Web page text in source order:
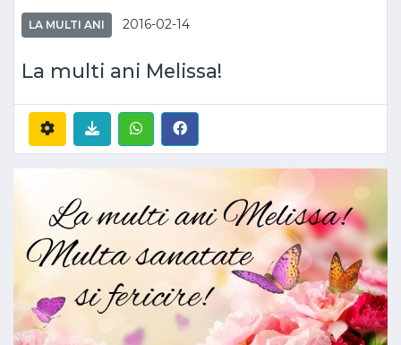
LA MULTI ANI 2016-02-14
La multi ani Melissa!